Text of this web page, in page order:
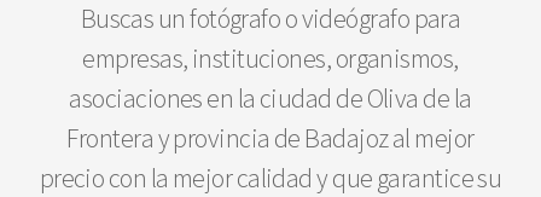
Buscas un fotógrafo o videógrafo para
empresas, instituciones, organismos,
asociaciones en la ciudad de Oliva de la
Frontera y provincia de Badajoz al mejor
precio con la mejor calidad y que garantice su